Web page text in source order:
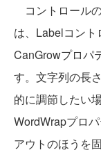
コントロール
は、Labelコン
CanGrowプロパ
す。文字列の長
的に調節したい
WordWrapプロ
アウトのほうを